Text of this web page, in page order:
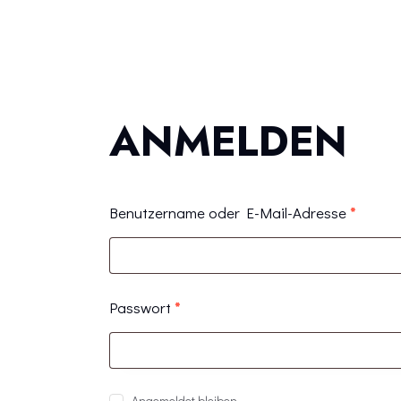
ANMELDEN
Benutzername oder E-Mail-Adresse*
Passwort *